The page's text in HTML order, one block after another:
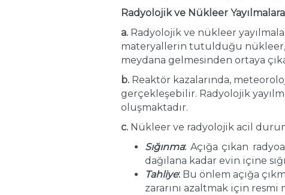
Radyolojik ve Nükleer
a. Radyolojik ve nükleer
materyallerin tutulduğu nükleer,
meydana gelmesinden ortaya
b. Reaktör kazalarında,
gerçekleşebilir. Radyolojik
oluşmaktadır.
c. Nükleer ve radyolojik acil
Sığınma: Açığa çıkan
dağılana kadar evin içine
Tahliye: Bu önlem açığa
zararını azaltmak için